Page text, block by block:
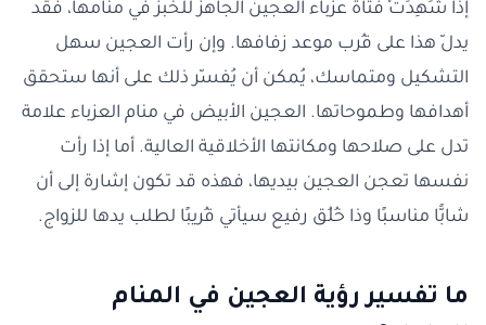
إذا شَهِدَتْ فتاة عزباء العجين الجاهز للخبز في منامها، فقد
يدلّ هذا على قُرب موعد زفافها. وإن رأت العجين سهل
التشكيل ومتماسك، يُمكن أن يُفسّر ذلك على أنها ستحقق
أهدافها وطموحاتها. العجين الأبيض في منام العزباء علامة
تدل على صلاحها ومكانتها الأخلاقية العالية. أما إذا رأت
نفسها تعجن العجين بيديها، فهذه قد تكون إشارة إلى أن
شابًّا مناسبًا وذا خُلُق رفيع سيأتي قُريبًا لطلب يدها للزواج.
ما تفسير رؤية العجين في المنام